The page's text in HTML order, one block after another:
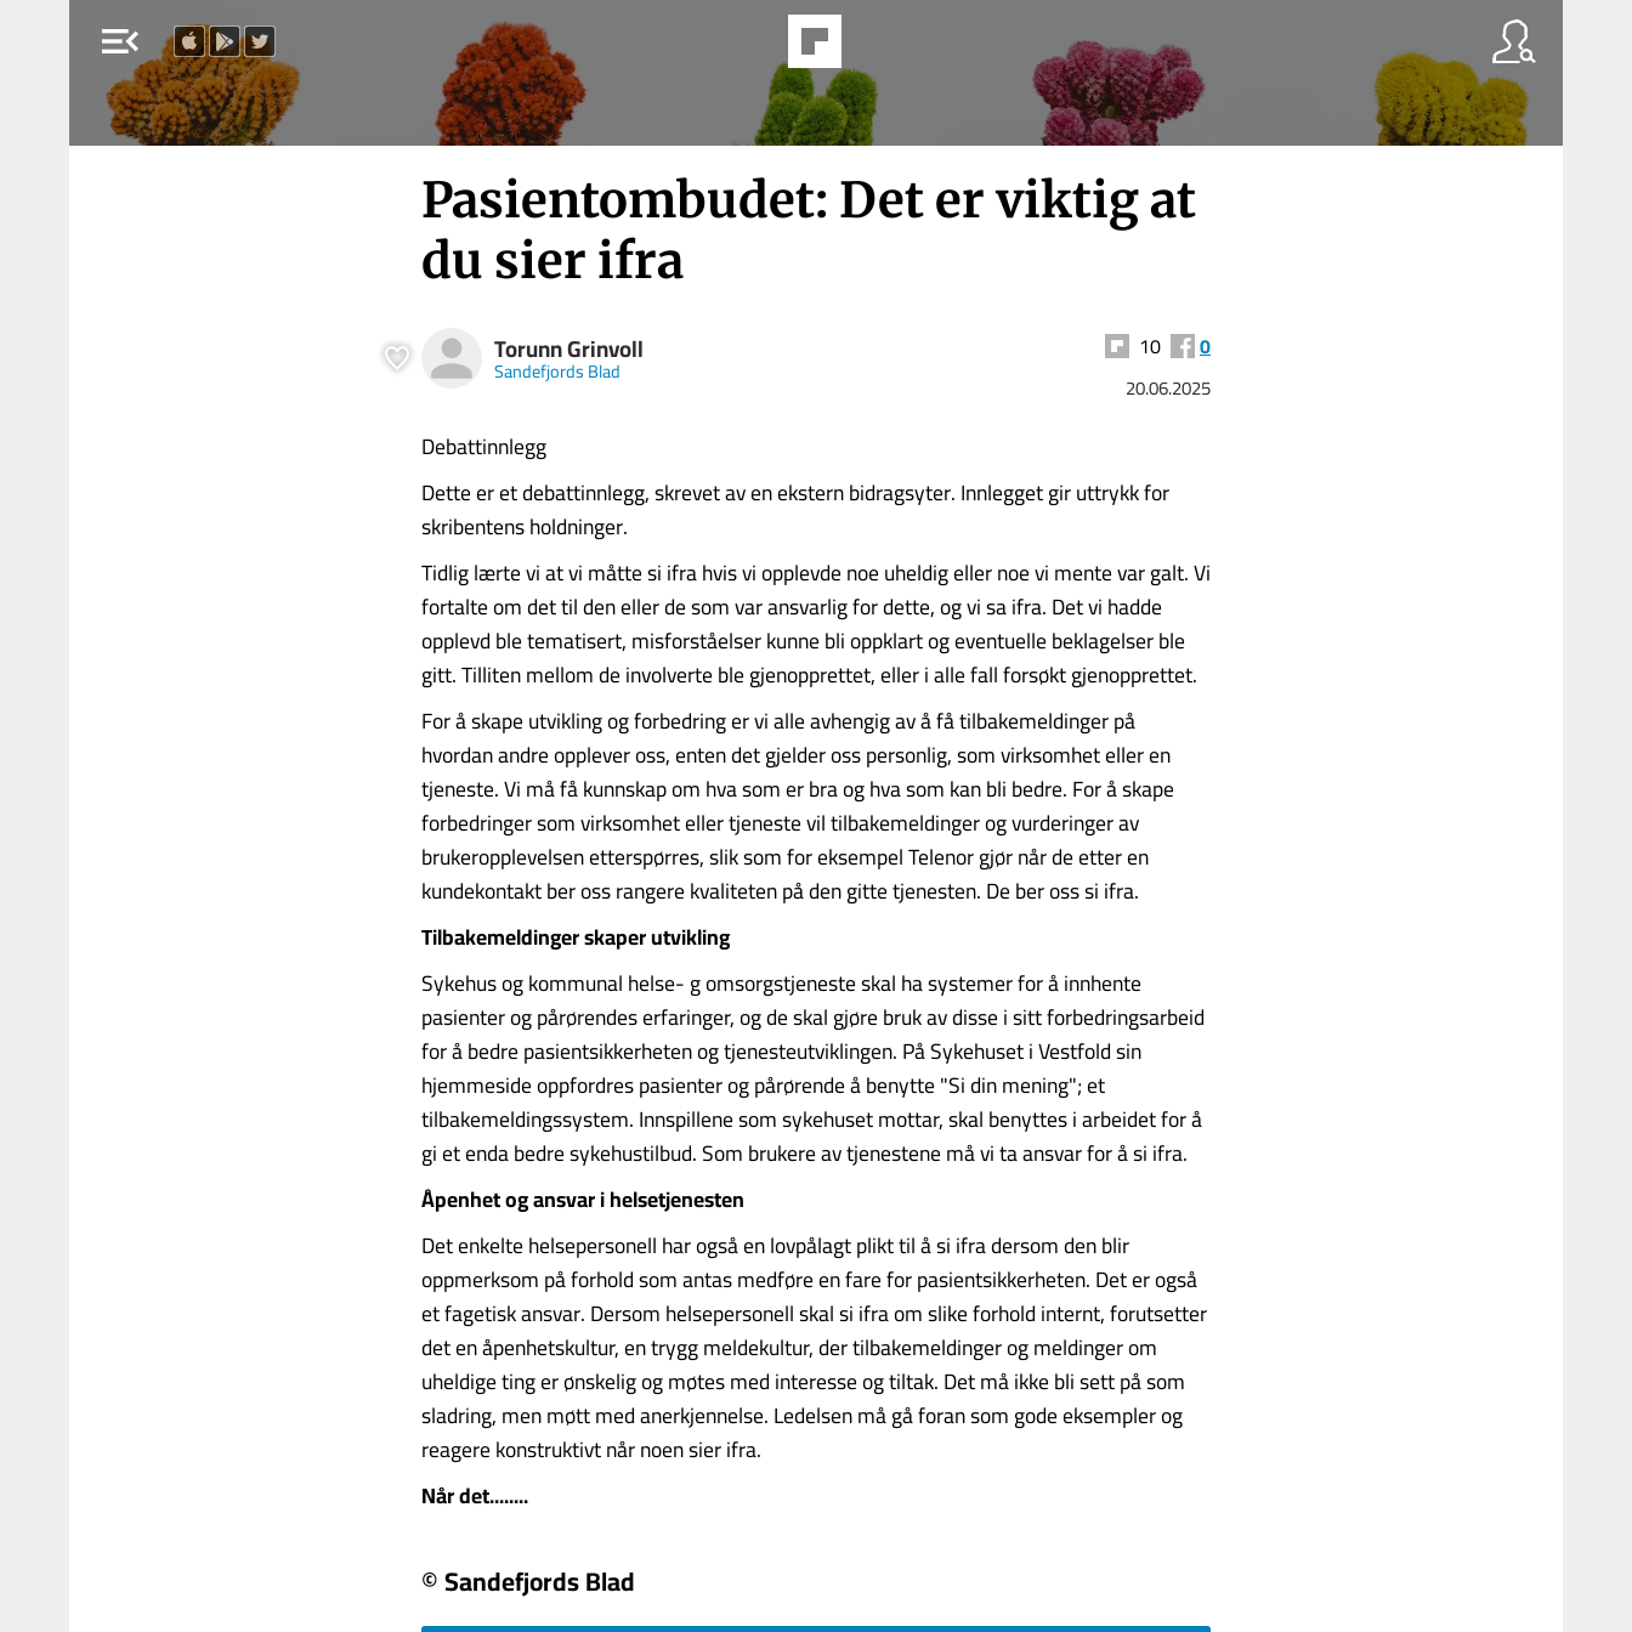
menu_open
Pasientombudet: Det er viktig at
du sier ifra
Torunn Grinvoll
Sandefjords Blad
10 0
20.06.2025
Debattinnlegg
Dette er et debattinnlegg, skrevet av en ekstern bidragsyter. Innlegget gir uttrykk for
skribentens holdninger.
Tidlig lærte vi at vi måtte si ifra hvis vi opplevde noe uheldig eller noe vi mente var galt. Vi
fortalte om det til den eller de som var ansvarlig for dette, og vi sa ifra. Det vi hadde
opplevd ble tematisert, misforståelser kunne bli oppklart og eventuelle beklagelser ble
gitt. Tilliten mellom de involverte ble gjenopprettet, eller i alle fall forsøkt gjenopprettet.
For å skape utvikling og forbedring er vi alle avhengig av å få tilbakemeldinger på
hvordan andre opplever oss, enten det gjelder oss personlig, som virksomhet eller en
tjeneste. Vi må få kunnskap om hva som er bra og hva som kan bli bedre. For å skape
forbedringer som virksomhet eller tjeneste vil tilbakemeldinger og vurderinger av
brukeropplevelsen etterspørres, slik som for eksempel Telenor gjør når de etter en
kundekontakt ber oss rangere kvaliteten på den gitte tjenesten. De ber oss si ifra.
Tilbakemeldinger skaper utvikling
Sykehus og kommunal helse- g omsorgstjeneste skal ha systemer for å innhente
pasienter og pårørendes erfaringer, og de skal gjøre bruk av disse i sitt forbedringsarbeid
for å bedre pasientsikkerheten og tjenesteutviklingen. På Sykehuset i Vestfold sin
hjemmeside oppfordres pasienter og pårørende å benytte "Si din mening"; et
tilbakemeldingssystem. Innspillene som sykehuset mottar, skal benyttes i arbeidet for å
gi et enda bedre sykehustilbud. Som brukere av tjenestene må vi ta ansvar for å si ifra.
Åpenhet og ansvar i helsetjenesten
Det enkelte helsepersonell har også en lovpålagt plikt til å si ifra dersom den blir
oppmerksom på forhold som antas medføre en fare for pasientsikkerheten. Det er også
et fagetisk ansvar. Dersom helsepersonell skal si ifra om slike forhold internt, forutsetter
det en åpenhetskultur, en trygg meldekultur, der tilbakemeldinger og meldinger om
uheldige ting er ønskelig og møtes med interesse og tiltak. Det må ikke bli sett på som
sladring, men møtt med anerkjennelse. Ledelsen må gå foran som gode eksempler og
reagere konstruktivt når noen sier ifra.
Når det........
© Sandefjords Blad